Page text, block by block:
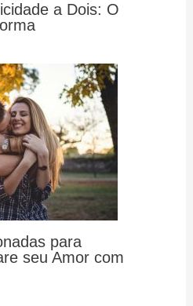
a Dois: O
para
seu Amor com